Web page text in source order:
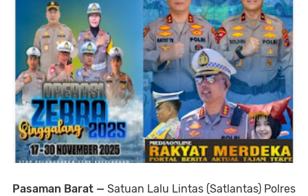
Pasaman Barat — Satuan Lalu Lintas (Satlantas) Polres